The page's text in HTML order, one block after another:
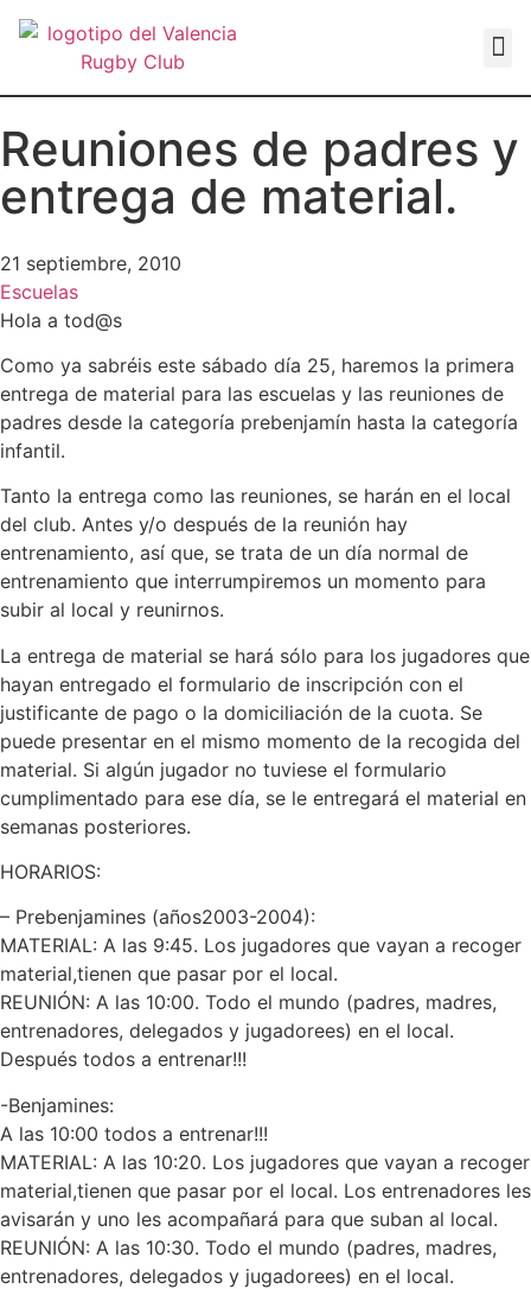
Reuniones de padres y
entrega de material.
21 septiembre, 2010
Escuelas
Hola a tod@s
Como ya sabréis este sábado día 25, haremos la primera
entrega de material para las escuelas y las reuniones de
padres desde la categoría prebenjamín hasta la categoría
infantil.
Tanto la entrega como las reuniones, se harán en el local
del club. Antes y/o después de la reunión hay
entrenamiento, así que, se trata de un día normal de
entrenamiento que interrumpiremos un momento para
subir al local y reunirnos.
La entrega de material se hará sólo para los jugadores que
hayan entregado el formulario de inscripción con el
justificante de pago o la domiciliación de la cuota. Se
puede presentar en el mismo momento de la recogida del
material. Si algún jugador no tuviese el formulario
cumplimentado para ese día, se le entregará el material en
semanas posteriores.
HORARIOS:
– Prebenjamines (años2003-2004):
MATERIAL: A las 9:45. Los jugadores que vayan a recoger
material,tienen que pasar por el local.
REUNIÓN: A las 10:00. Todo el mundo (padres, madres,
entrenadores, delegados y jugadorees) en el local.
Después todos a entrenar!!!
-Benjamines:
A las 10:00 todos a entrenar!!!
MATERIAL: A las 10:20. Los jugadores que vayan a recoger
material,tienen que pasar por el local. Los entrenadores les
avisarán y uno les acompañará para que suban al local.
REUNIÓN: A las 10:30. Todo el mundo (padres, madres,
entrenadores, delegados y jugadorees) en el local.